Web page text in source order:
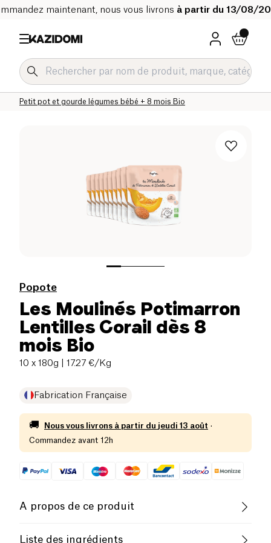
maintenant, nous vous livrons à partir du 13/08/
Petit pot et gourde légumes bébé + 8 mois Bio
Petit pot et gourde légumes bébé Bio
Bébé & Enfant
Notre catalogue bio
Accueil
Popote
Les Moulinés Potimarron
Lentilles Corail dès 8
mois Bio
10 x 180g | 17.27 €/Kg
Fabrication Française
🚚 Nous vous livrons à partir du jeudi 13 août ·
Commandez avant 12h
A propos de ce produit
Pauvre en sel
Liste des ingrédients